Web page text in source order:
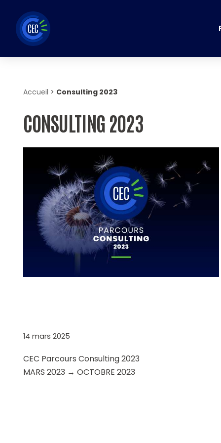
Aller
contenu
Accueil > Consulting 2023
CONSULTING 2023
14 mars 2025
CEC Parcours Consulting 2023
MARS 2023 → OCTOBRE 2023